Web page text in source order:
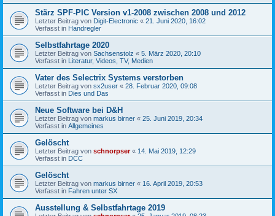
Stärz SPF-PIC Version v1-2008 zwischen 2008 und 2012
Letzter Beitrag von Digit-Electronic « 21. Juni 2020, 16:02
Verfasst in Handregler
Selbstfahrtage 2020
Letzter Beitrag von Sachsenstolz « 5. März 2020, 20:10
Verfasst in Literatur, Videos, TV, Medien
Vater des Selectrix Systems verstorben
Letzter Beitrag von sx2user « 28. Februar 2020, 09:08
Verfasst in Dies und Das
Neue Software bei D&H
Letzter Beitrag von markus birner « 25. Juni 2019, 20:34
Verfasst in Allgemeines
Gelöscht
Letzter Beitrag von schnorpser« 14. Mai 2019, 12:29
Verfasst in DCC
Gelöscht
Letzter Beitrag von markus birner « 16. April 2019, 20:53
Verfasst in Fahren unter SX
Ausstellung & Selbstfahrtage 2019